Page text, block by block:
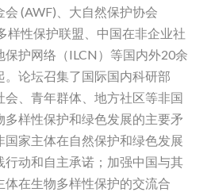
(AWF)、大自然保护协会
样性保护联盟、中国在非企业社
护网络（ILCN）等国内外20余
。论坛召集了国际国内科研部
会、青年群体、地方社区等非国
多样性保护和绿色发展的主要矛
国家主体在自然保护和绿色发展
行动和自主承诺；加强中国与其
在生物多样性保护的交流合